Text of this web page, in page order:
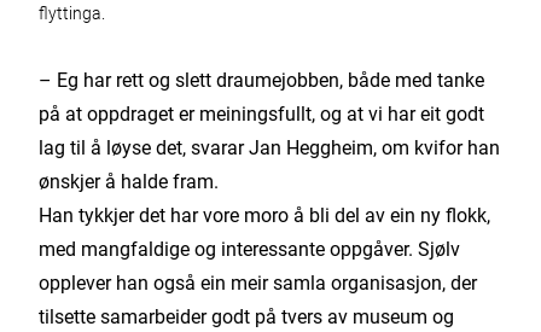
flyttinga.
– Eg har rett og slett draumejobben, både med tanke
på at oppdraget er meiningsfullt, og at vi har eit godt
lag til å løyse det, svarar Jan Heggheim, om kvifor han
ønskjer å halde fram.
Han tykkjer det har vore moro å bli del av ein ny flokk,
med mangfaldige og interessante oppgåver. Sjølv
opplever han også ein meir samla organisasjon, der
tilsette samarbeider godt på tvers av museum og